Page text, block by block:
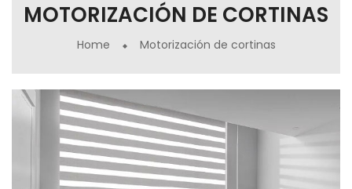
MOTORIZACIÓN DE CORTINAS
Home Motorización de cortinas